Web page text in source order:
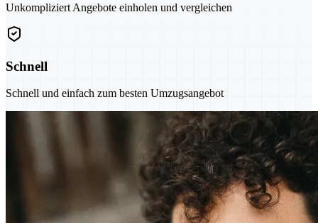
Unkompliziert Angebote einholen und vergleichen
Schnell
Schnell und einfach zum besten Umzugsangebot